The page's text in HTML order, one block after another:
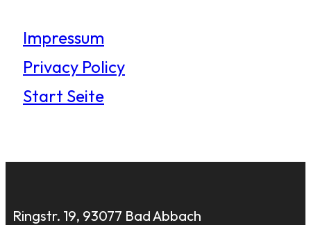
Impressum
Privacy Policy
Start Seite
Ringstr. 19, 93077 Bad Abbach